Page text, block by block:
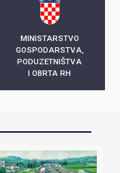
MINISTARSTVO
GOSPODARSTVA,
PODUZETNIŠTVA
I OBRTA RH